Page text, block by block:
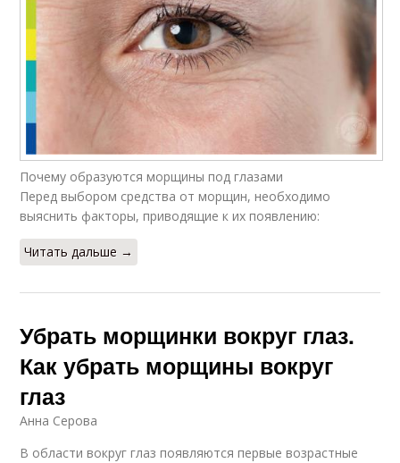
Почему образуются морщины под глазами
Перед выбором средства от морщин, необходимо
выяснить факторы, приводящие к их появлению:
Читать дальше →
Убрать морщинки вокруг глаз.
Как убрать морщины вокруг
глаз
Анна Серова
В области вокруг глаз появляются первые возрастные